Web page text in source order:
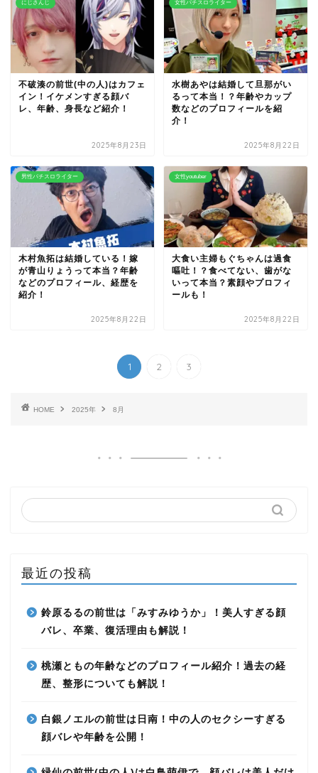
にじさんじ
不破湊の前世(中の人)はカフェ
イン！イケメンすぎる顔バ
レ、年齢、身長など紹介！
2025年8月23日
女性パチスロライター
水樹あやは結婚して旦那がい
るって本当！？年齢やカップ
数などのプロフィールを紹
介！
2025年8月22日
男性パチスロライター
木村魚拓は結婚している！嫁
が青山りょうって本当？年齢
などのプロフィール、経歴を
紹介！
2025年8月22日
女性youtuber
大食い主婦もぐちゃんは過食
嘔吐！？食べてない、歯がな
いって本当？素顔やプロフィ
ールも！
2025年8月22日
1 2 3
HOME 2025年 8月
最近の投稿
鈴原るるの前世は「みすみゆうか」！美人すぎる顔
バレ、卒業、復活理由も解説！
桃瀬ともの年齢などのプロフィール紹介！過去の経
歴、整形についても解説！
白銀ノエルの前世は日南！中の人のセクシーすぎる
顔バレや年齢を公開！